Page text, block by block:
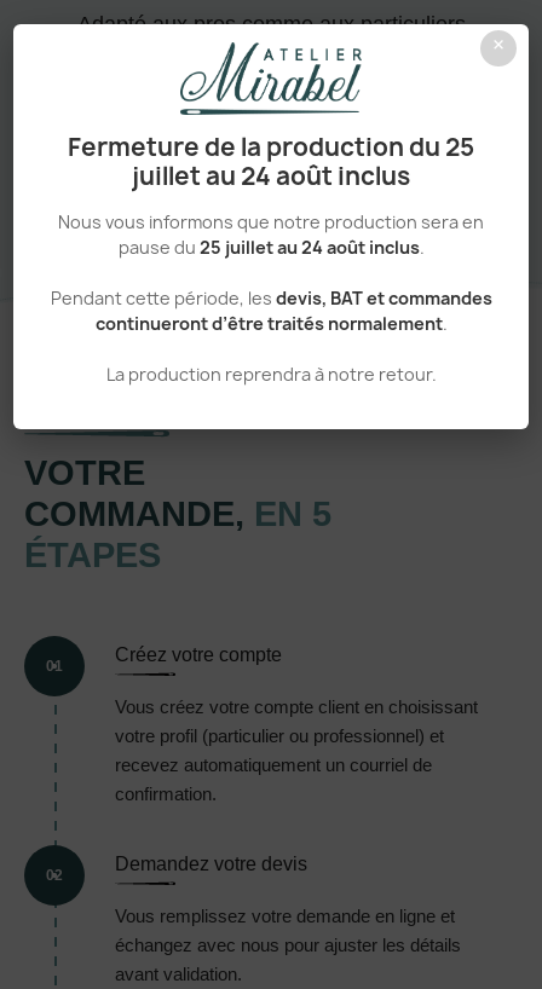
×
Fermeture de la production du 25
juillet au 24 août inclus
Nous vous informons que notre production sera en
pause du 25 juillet au 24 août inclus.
Pendant cette période, les devis, BAT et commandes
continueront d’être traités normalement.
La production reprendra à notre retour.
Adapté aux pros comme aux particuliers
Sans minimum de commande
VOTRE
COMMANDE, EN 5
ÉTAPES
01
Créez votre compte
Vous créez votre compte client en choisissant
votre profil (particulier ou professionnel) et
recevez automatiquement un courriel de
confirmation.
02
Demandez votre devis
Vous remplissez votre demande en ligne et
échangez avec nous pour ajuster les détails
avant validation.